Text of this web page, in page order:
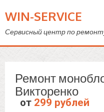
WIN-SERVICE
Сервисный центр по
Ремонт
Викторенко
от 299 рублей